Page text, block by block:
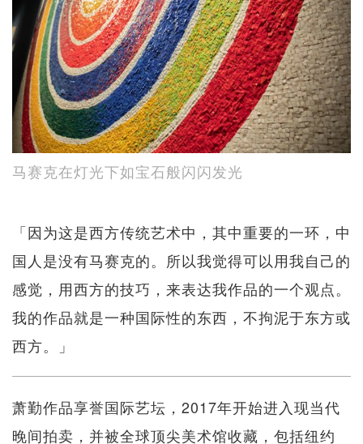
马赛克在灯光下如宝石般闪闪发光
「因为这是西方传统艺术中，其中重要的一环，中
国人是没有马赛克的。所以我觉得可以用我自己的
感觉，用西方的技巧，来表达我作品的一个观点。
我的作品就是一种国际性的东西，不拘泥于东方或
西方。」
萧勤作品享誉国际艺坛，2017年开始进入现当代
晚间拍卖，并被全球顶尖美术馆收藏，包括纽约